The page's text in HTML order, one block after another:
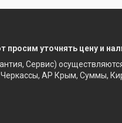
просим уточнять цену и
Сервис)
АР Крым, Суммы,